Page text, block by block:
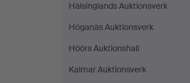
Hälsinglands Auktionsverk
Höganäs Auktionsverk
Höörs Auktionshall
Kalmar Auktionsverk